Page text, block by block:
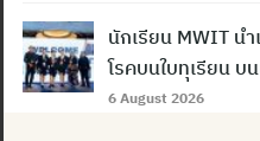
นักเรียน MWIT น
โรคบนใบทุเรียน บ
6 August 2026